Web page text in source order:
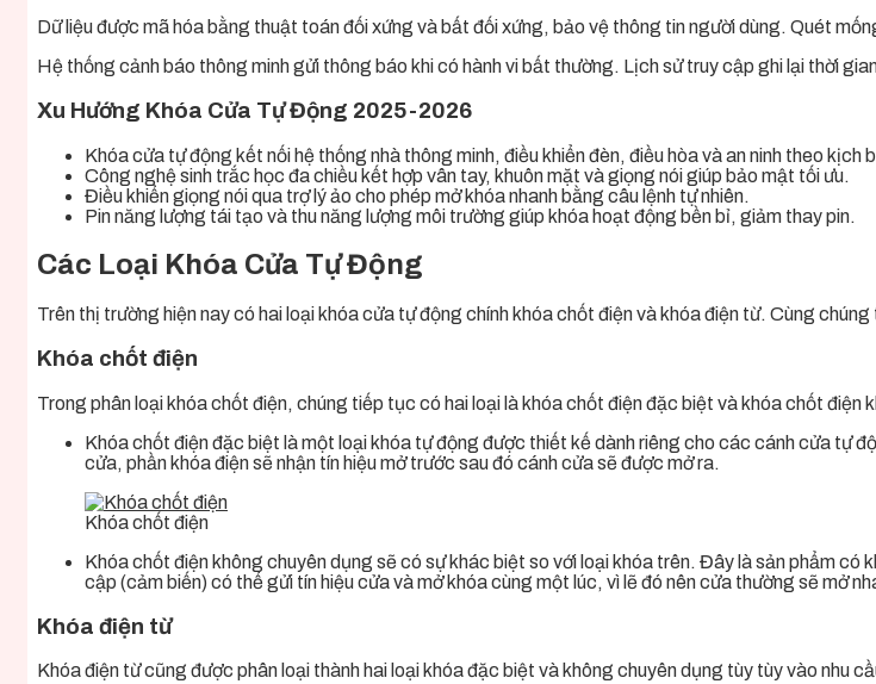
Dữ liệu được mã hóa bằng thuật toán đối xứng và bất đối xứng, bảo vệ thông tin người dùng. Quét
Hệ thống cảnh báo thông minh gửi thông báo khi có hành vi bất thường. Lịch sử truy cập ghi lại thời
Xu Hướng Khóa Cửa Tự Động 2025-2026
Khóa cửa tự động kết nối hệ thống nhà thông minh, điều khiển đèn, điều hòa và an ninh theo kịch
Công nghệ sinh trắc học đa chiều kết hợp vân tay, khuôn mặt và giọng nói giúp bảo mật tối ưu.
Điều khiển giọng nói qua trợ lý ảo cho phép mở khóa nhanh bằng câu lệnh tự nhiên.
Pin năng lượng tái tạo và thu năng lượng môi trường giúp khóa hoạt động bền bỉ, giảm thay pin.
Các Loại Khóa Cửa Tự Động
Trên thị trường hiện nay có hai loại khóa cửa tự động chính khóa chốt điện và khóa điện từ. Cùng
Khóa chốt điện
Trong phân loại khóa chốt điện, chúng tiếp tục có hai loại là khóa chốt điện đặc biệt và khóa chốt điện
Khóa chốt điện đặc biệt là một loại khóa tự động được thiết kế dành riêng cho các cánh cửa tự
cửa, phần khóa điện sẽ nhận tín hiệu mở trước sau đó cánh cửa sẽ được mở ra.
Khóa chốt điện
Khóa chốt điện không chuyên dụng sẽ có sự khác biệt so với loại khóa trên. Đây là sản phẩm
cập (cảm biến) có thể gửi tín hiệu cửa và mở khóa cùng một lúc, vì lẽ đó nên cửa thường sẽ mở
Khóa điện từ
Khóa điện từ cũng được phân loại thành hai loại khóa đặc biệt và không chuyên dụng tùy tùy vào nhu